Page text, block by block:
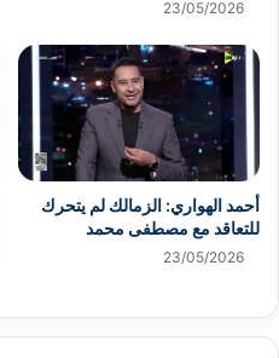
23/05/2026
أحمد الهواري: الزمالك لم يتحرك
للتعاقد مع مصطفى محمد
23/05/2026